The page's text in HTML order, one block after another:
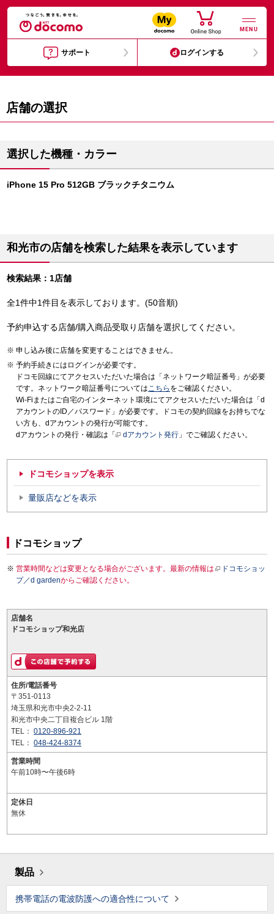
MENU
サポート ログインする
店舗の選択
選択した機種・カラー
iPhone 15 Pro 512GB ブラックチタニウム
和光市の店舗を検索した結果を表示しています
検索結果：1店舗
全1件中1件目を表示しております。(50音順)
予約申込する店舗/購入商品受取り店舗を選択してください。
申し込み後に店舗を変更することはできません。
予約手続きにはログインが必要です。
ドコモ回線にてアクセスいただいた場合は「ネットワーク暗証番号」が必要
です。ネットワーク暗証番号についてはこちら をご確認ください。
Wi-Fiまたはご自宅のインターネット環境にてアクセスいただいた場合は「d
アカウントのID／パスワード」が必要です。ドコモの契約回線をお持ちでな
い方も、dアカウントの発行が可能です。
dアカウントの発行・確認は「
dアカウント発行 」でご確認ください。
ドコモショップを表示
量販店などを表示
ドコモショップ
営業時間などは変更となる場合がございます。最新の情報は
ドコモショッ
プ／d gardenからご確認ください。
店舗名
ドコモショップ和光店
住所/電話番号
〒351-0113
埼玉県和光市中央2-2-11
和光市中央二丁目複合ビル 1階
TEL： 0120-896-921
TEL： 048-424-8374
営業時間
午前10時〜午後6時
定休日
無休
製品
携帯電話の電波防護への適合性について